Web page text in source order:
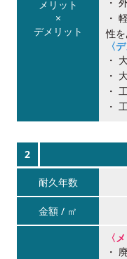
瓦屋根は、日本で古く
でも多くの既存住宅に
1980年代前半にスレー
過半を占めていました。
その後、スレート屋根
どを背景に、1990年代
どで瓦屋根の被害が報
安が指摘されるようにな
近年では、従来の施工
固定する「ガイドライン
また、瓦製造業界では
られており、屋根材の特
が、瓦屋根の性能を十
スレート屋根は、セメ
1970年代後半から普及
軽量で施工性が高く、
の住宅で採用されていま
かつては強度向上のた
康面への配慮からノンア
一方で、スレート屋根
り、経年劣化や強風・
屋根材の特性を正しく理
ことが、住まいを長く
アスファルトシングル
浸透させ、表面に石粒
柔軟性のある素材のた
震時の揺れにも比較的強
一方で、強風によるめく
合があり、施工品質や
また、耐久性や防水性能
や接着・固定方法など
属屋根は、ガルバリウ
久性に優れていること
屋根材自体が非常に軽
向上にもつながります。
また、耐食性や防水性
ことで長期間使用でき
一方で、素材の特性上、
策が不十分だと夏場に
性
〈
2
〈